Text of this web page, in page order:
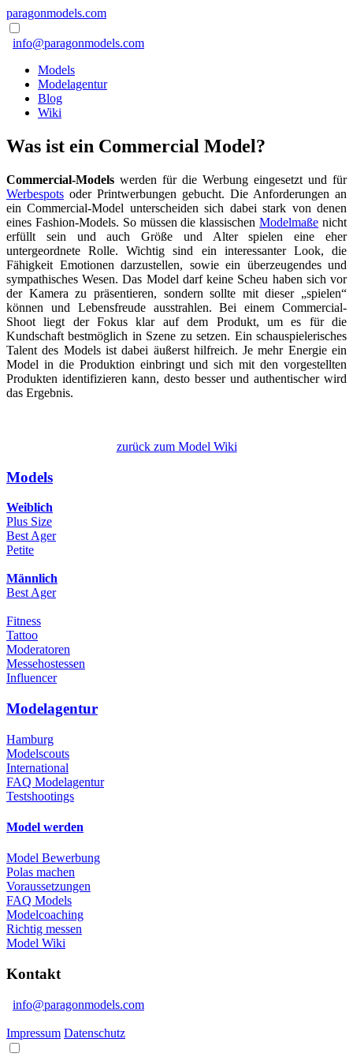
paragonmodels.com
info@paragonmodels.com
Models
Modelagentur
Blog
Wiki
Was ist ein Commercial Model?
Commercial-Models werden für die Werbung eingesetzt und für
Werbespots oder Printwerbungen gebucht. Die Anforderungen an
ein Commercial-Model unterscheiden sich dabei stark von denen
eines Fashion-Models. So müssen die klassischenModelmaße nicht
erfüllt sein und auch Größe und Alter spielen eine eher
untergeordnete Rolle. Wichtig sind ein interessanter Look, die
Fähigkeit Emotionen darzustellen, sowie ein überzeugendes und
sympathisches Wesen. Das Model darf keine Scheu haben sich vor
der Kamera zu präsentieren, sondern sollte mit dieser „spielen“
können und Lebensfreude ausstrahlen. Bei einem Commercial-
Shoot liegt der Fokus klar auf dem Produkt, um es für die
Kundschaft bestmöglich in Szene zu setzen. Ein schauspielerisches
Talent des Models ist dabei äußerst hilfreich. Je mehr Energie ein
Model in die Produktion einbringt und sich mit den vorgestellten
Produkten identifizieren kann, desto besser und authentischer wird
das Ergebnis.
zurück zum Model Wiki
Models
Weiblich
Plus Size
Best Ager
Petite
Männlich
Best Ager
Fitness
Tattoo
Moderatoren
Messehostessen
Influencer
Modelagentur
Hamburg
Modelscouts
International
FAQ Modelagentur
Testshootings
Model werden
Model Bewerbung
Polas machen
Voraussetzungen
FAQ Models
Modelcoaching
Richtig messen
Model Wiki
Kontakt
info@paragonmodels.com
Impressum Datenschutz